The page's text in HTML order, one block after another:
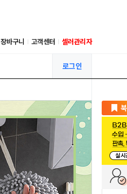
장바구니 고객센터 셀러관리자
로그인